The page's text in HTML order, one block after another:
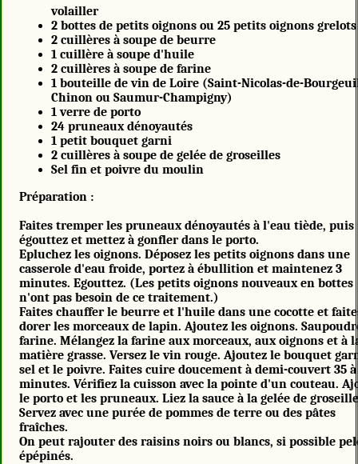
volailler
2 bottes de petits oignons ou 25 petits oignons grelots
2 cuillères à soupe de beurre
1 cuillère à soupe d'huile
2 cuillères à soupe de farine
1 bouteille de vin de Loire (Saint-Nicolas-de-
Chinon ou Saumur-Champigny)
1 verre de porto
24 pruneaux dénoyautés
1 petit bouquet garni
2 cuillères à soupe de gelée de groseilles
Sel fin et poivre du moulin
Préparation :
Faites tremper les pruneaux dénoyautés à l'eau tiède, puis
égouttez et mettez à gonfler dans le porto.
Epluchez les oignons. Déposez les petits oignons dans une
casserole d'eau froide, portez à ébullition et maintenez 3
minutes. Egouttez. (Les petits oignons nouveaux en bottes
n'ont pas besoin de ce traitement.)
Faites chauffer le beurre et l'huile dans une cocotte et
dorer les morceaux de lapin. Ajoutez les oignons.
farine. Mélangez la farine aux morceaux, aux oignons et à
matière grasse. Versez le vin rouge. Ajoutez le bouquet
sel et le poivre. Faites cuire doucement à demi-couvert 35
minutes. Vérifiez la cuisson avec la pointe d'un couteau.
le porto et les pruneaux. Liez la sauce à la gelée de
Servez avec une purée de pommes de terre ou des pâtes
fraîches.
On peut rajouter des raisins noirs ou blancs, si possible
épépinés.